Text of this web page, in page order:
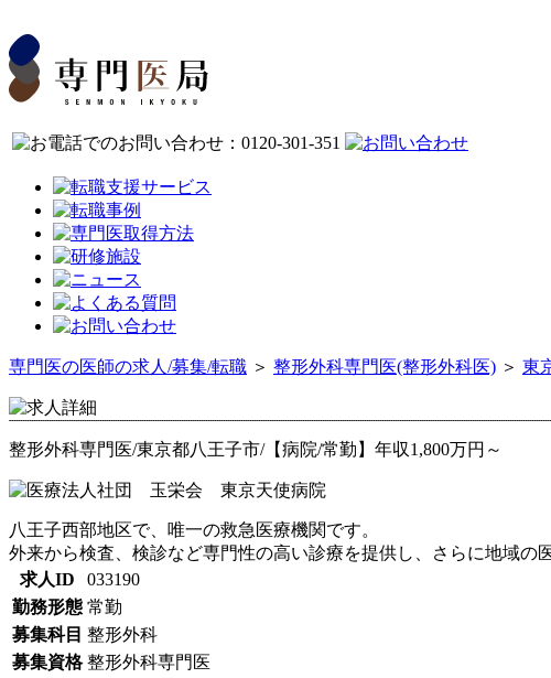
専門医の医師の求人/募集/転職 ＞ 整形外科専門医(整形外科医) ＞ 東
整形外科専門医/東京都八王子市/【病院/常勤】年収1,800万円～
八王子西部地区で、唯一の救急医療機関です。
外来から検査、検診など専門性の高い診療を提供し、さらに地域の
求人ID
033190
勤務形態 常勤
募集科目 整形外科
募集資格 整形外科専門医